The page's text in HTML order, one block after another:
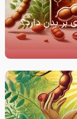
بدن دارد؟